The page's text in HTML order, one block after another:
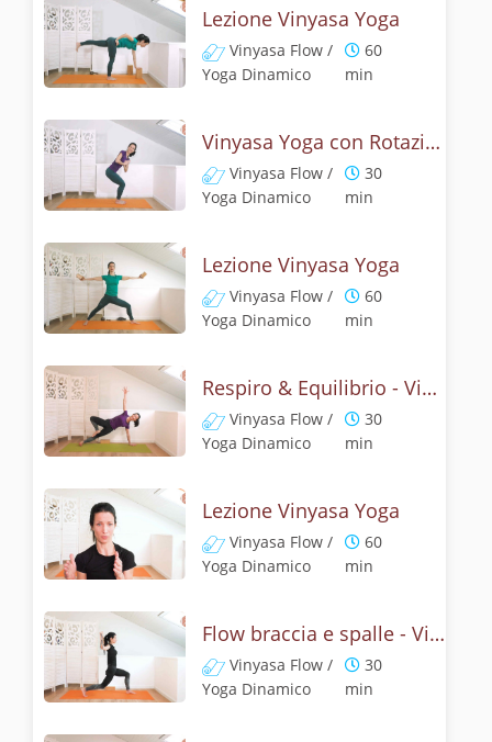
Lezione Vinyasa Yoga
Vinyasa Flow /
Yoga Dinamico
60
min
Vinyasa Yoga con Rotazione della schiena & Equilibrio
Vinyasa Flow /
Yoga Dinamico
30
min
Lezione Vinyasa Yoga
Vinyasa Flow /
Yoga Dinamico
60
min
Respiro & Equilibrio - Vinyasa flow con vasistasana
Vinyasa Flow /
Yoga Dinamico
30
min
Lezione Vinyasa Yoga
Vinyasa Flow /
Yoga Dinamico
60
min
Flow braccia e spalle - Vinyasa yoga
Vinyasa Flow /
Yoga Dinamico
30
min